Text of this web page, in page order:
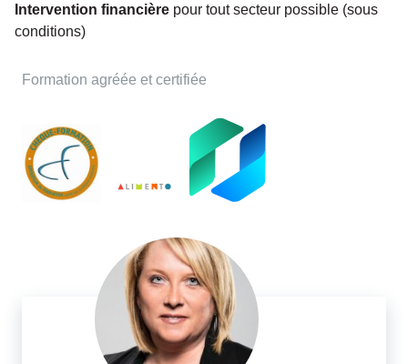
Intervention financière pour tout secteur possible (sous
conditions)
Formation agréée et certifiée